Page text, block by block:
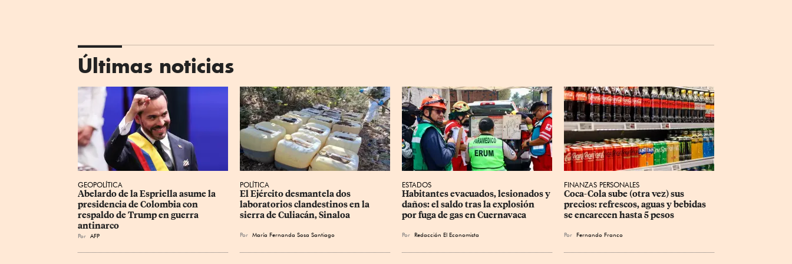
Últimas noticias
GEOPOLÍTICA
Abelardo de la Espriella asume la
presidencia de Colombia con
respaldo de Trump en guerra
antinarco
Por AFP
POLÍTICA
El Ejército desmantela dos
laboratorios clandestinos en la
sierra de Culiacán, Sinaloa
Por María Fernanda Sosa Santiago
ESTADOS
Habitantes evacuados, lesionados y
daños: el saldo tras la explosión
por fuga de gas en Cuernavaca
Por Redacción El Economista
FINANZAS PERSONALES
Coca-Cola sube (otra vez) sus
precios: refrescos, aguas y bebidas
se encarecen hasta 5 pesos
Por Fernando Franco